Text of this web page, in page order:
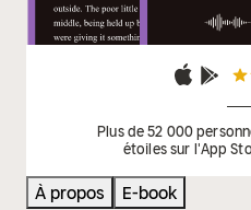
Plus de 52 000
étoiles sur l'App
À propos
E-book